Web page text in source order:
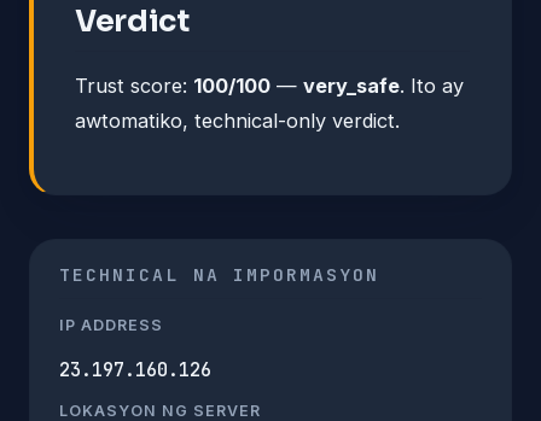
Verdict
Trust score: 100/100 — very_safe. Ito ay
awtomatiko, technical-only verdict.
TECHNICAL NA IMPORMASYON
IP ADDRESS
23.197.160.126
LOKASYON NG SERVER